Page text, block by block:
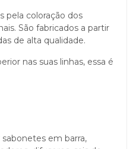
pela coloração dos
São fabricados a partir
de alta qualidade.
nas suas linhas, essa é
em barra,